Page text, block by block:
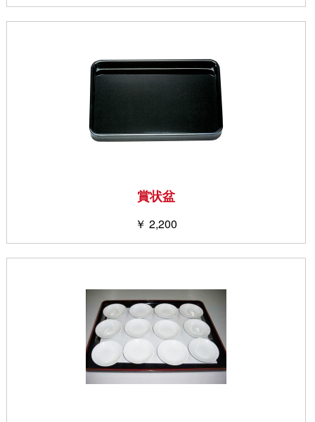
賞状盆
￥ 2,200